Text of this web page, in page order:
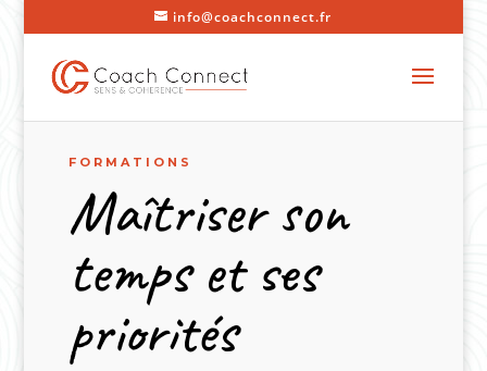
info@coachconnect.fr
FORMATIONS
Maîtriser son
temps et ses
priorités